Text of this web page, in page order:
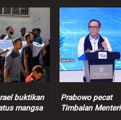
buktikan
mangsa
Prabowo pecat
Timbalan Menteri